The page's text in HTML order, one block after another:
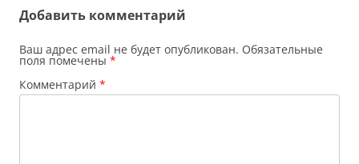
Добавить комментарий
Ваш адрес email не будет опубликован. Обязательные
поля помечены *
Комментарий *